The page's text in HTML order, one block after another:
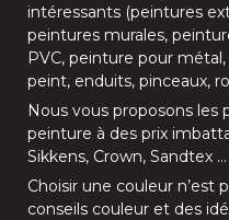
intéressants (peintures
peintures murales,
PVC, peinture pour métal,
peint, enduits, pinceaux,
Nous vous proposons les
peinture à des prix
Sikkens, Crown, Sandtex …
Choisir une couleur n’est
conseils couleur et des